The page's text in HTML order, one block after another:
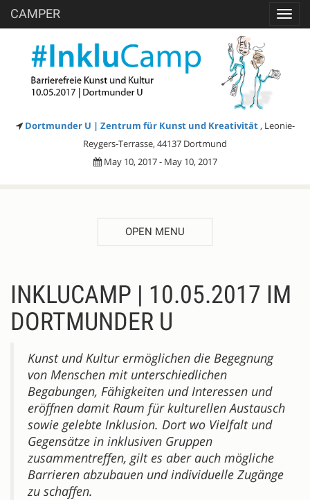
CAMPER
Dortmunder U | Zentrum für Kunst und Kreativität , Leonie-
Reygers-Terrasse, 44137 Dortmund
May 10, 2017 - May 10, 2017
OPEN MENU
DESCRIPTION
INKLUCAMP | 10.05.2017 IM
DORTMUNDER U
Kunst und Kultur ermöglichen die Begegnung
von Menschen mit unterschiedlichen
Begabungen, Fähigkeiten und Interessen und
eröffnen damit Raum für kulturellen Austausch
sowie gelebte Inklusion. Dort wo Vielfalt und
Gegensätze in inklusiven Gruppen
zusammentreffen, gilt es aber auch mögliche
Barrieren abzubauen und individuelle Zugänge
zu schaffen.